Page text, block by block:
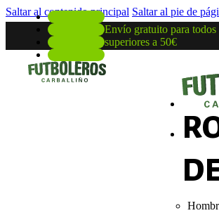
Saltar al contenido principal Saltar al pie de
Envío gratuito para todos
superiores a 50€